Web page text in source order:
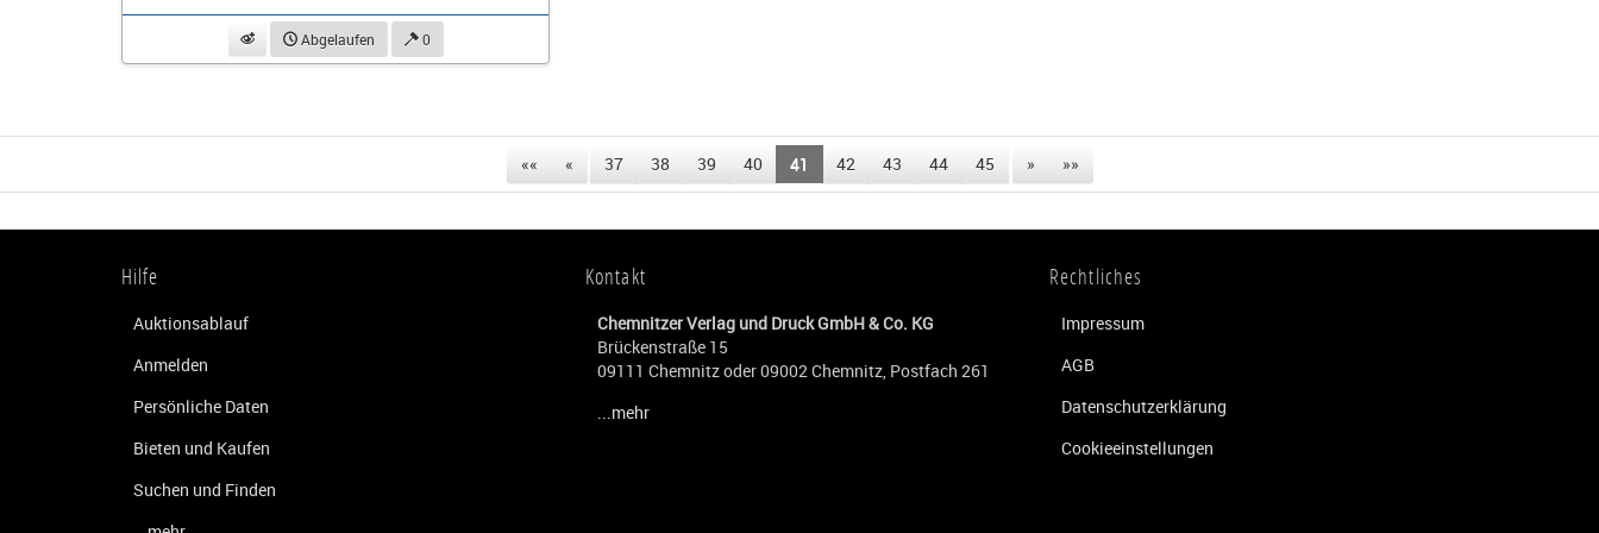
beobachtenAbgelaufen 0
«« « 37 38 39 40 41 42 43 44 45 » »»
Hilfe
Auktionsablauf
Anmelden
Persönliche Daten
Bieten und Kaufen
Suchen und Finden
Kontakt
Chemnitzer Verlag und Druck GmbH & Co. KG
Brückenstraße 15
09111 Chemnitz oder 09002 Chemnitz, Postfach 261
...mehr
Rechtliches
Impressum
AGB
Datenschutzerklärung
Cookieeinstellungen